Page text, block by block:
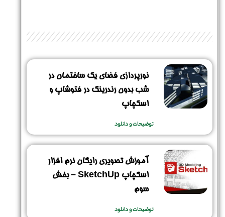
نورپردازی فضای یک ساختمان در
شب بدون رندرینگ در فتوشاپ و
اسکچاپ
توضیحات و دانلود
آموزش تصویری رایگان نرم افزار
اسکچاپ SketchUp – بخش
سوم
توضیحات و دانلود